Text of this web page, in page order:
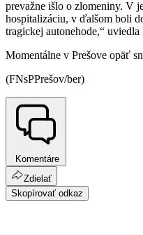
prevažne išlo o zlomeniny. V
hospitalizáciu, v ďalšom boli
tragickej autonehode,“
Momentálne v Prešove opäť
(FNsPPrešov/ber)
Komentáre
Zdielať
Skopírovať odkaz